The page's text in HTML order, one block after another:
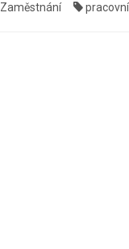
Zaměstnání